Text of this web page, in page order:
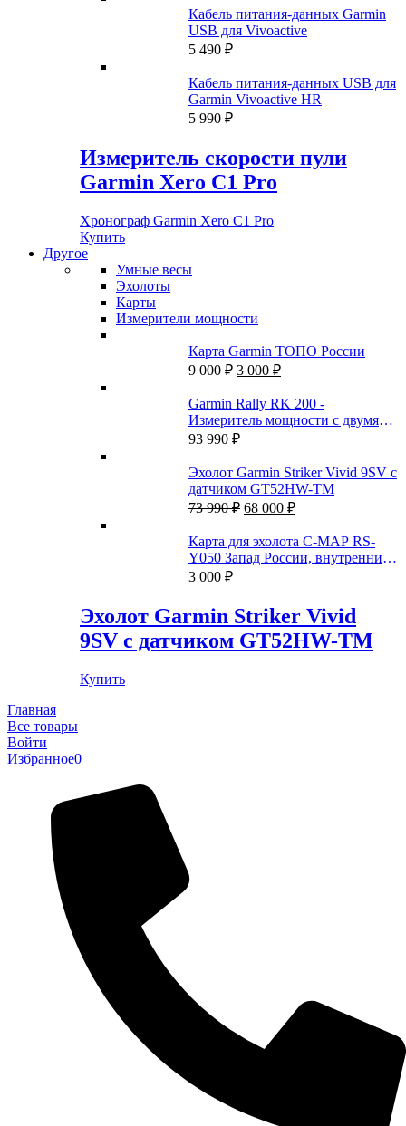
Кабель питания-данных Garmin
USB для Vivoactive
5 490 ₽
Кабель питания-данных USB для
Garmin Vivoactive HR
5 990 ₽
Измеритель скорости пули
Garmin Xero C1 Pro
Хронограф Garmin Xero C1 Pro
Купить
Другое
Умные весы
Эхолоты
Карты
Измерители мощности
Карта Garmin ТОПО России
9 000₽ Первоначальная
составляла
9
000 ₽.
3 000 ₽Текущая
3
000 ₽.
Garmin Rally RK 200 -
Измеритель мощности с двумя
датчиками
93 990 ₽
Эхолот Garmin Striker Vivid 9SV с
датчиком GT52HW-TM
73 990₽ Первоначальная
составляла
73
68 000 ₽Текущая
68
000 ₽.
Карта для эхолота C-MAP RS-
Y050 Запад России, внутренние
пути
3 000 ₽
Эхолот Garmin Striker Vivid
9SV с датчиком GT52HW-TM
Купить
Главная
Все товары
Войти
Избранное0